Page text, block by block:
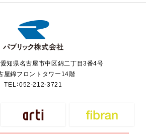
知県名古屋市中区錦二丁目3番4号
屋錦フロントタワー14階
TEL：052-212-3721